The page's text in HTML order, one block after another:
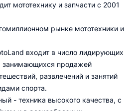
мототехнику и запчасти с 2001
рынке мототехники и
входит в число лидирующих
занимающихся продажей
развлечений и занятий
спорта.
- техника высокого качества, с